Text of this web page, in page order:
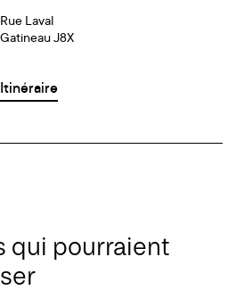
Rue Laval
Gatineau J8X
Itinéraire
qui pourraient